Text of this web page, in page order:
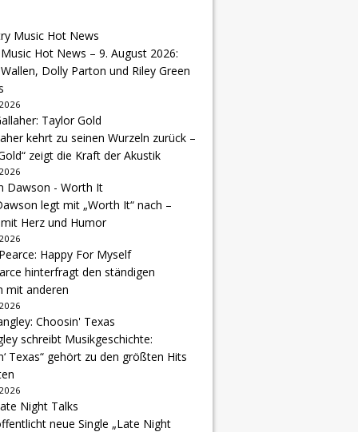
Hot News – 9. August 2026:
Dolly Parton und Riley Green
kehrt zu seinen Wurzeln zurück –
zeigt die Kraft der Akustik
legt mit „Worth It“ nach –
Herz und Humor
hinterfragt den ständigen
mit anderen
schreibt Musikgeschichte:
Texas“ gehört zu den größten Hits
neue Single „Late Night